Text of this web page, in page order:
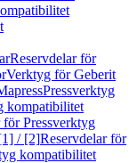
Reservdelar för
Verktyg för Geberit
Pressverktyg
kompatibilitet
för Pressverktyg
/ [2]Reservdelar för
kompatibilitet